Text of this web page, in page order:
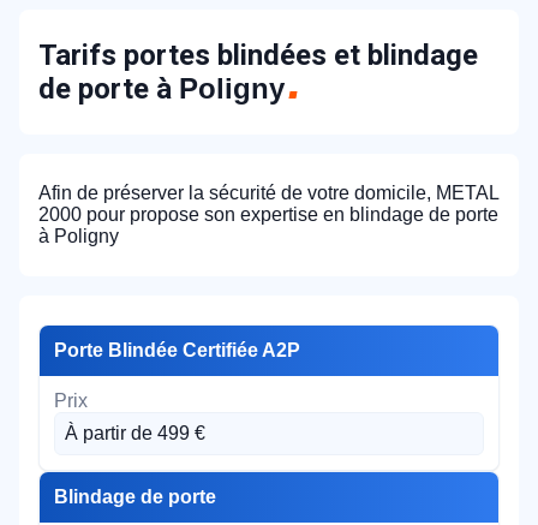
Tarifs portes blindées et blindage
de porte à Poligny
Afin de préserver la sécurité de votre domicile, METAL
2000 pour propose son expertise en blindage de porte
à Poligny
Porte Blindée Certifiée A2P
À partir de 499 €
Blindage de porte